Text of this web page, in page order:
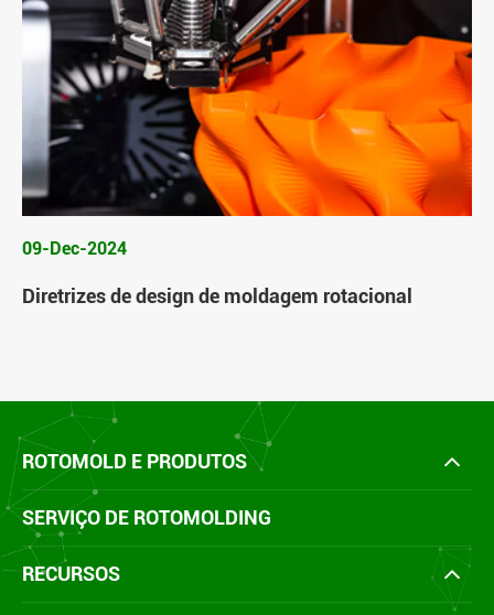
09-Dec-2024
Diretrizes de design de moldagem rotacional
ROTOMOLD E PRODUTOS
SERVIÇO DE ROTOMOLDING
RECURSOS